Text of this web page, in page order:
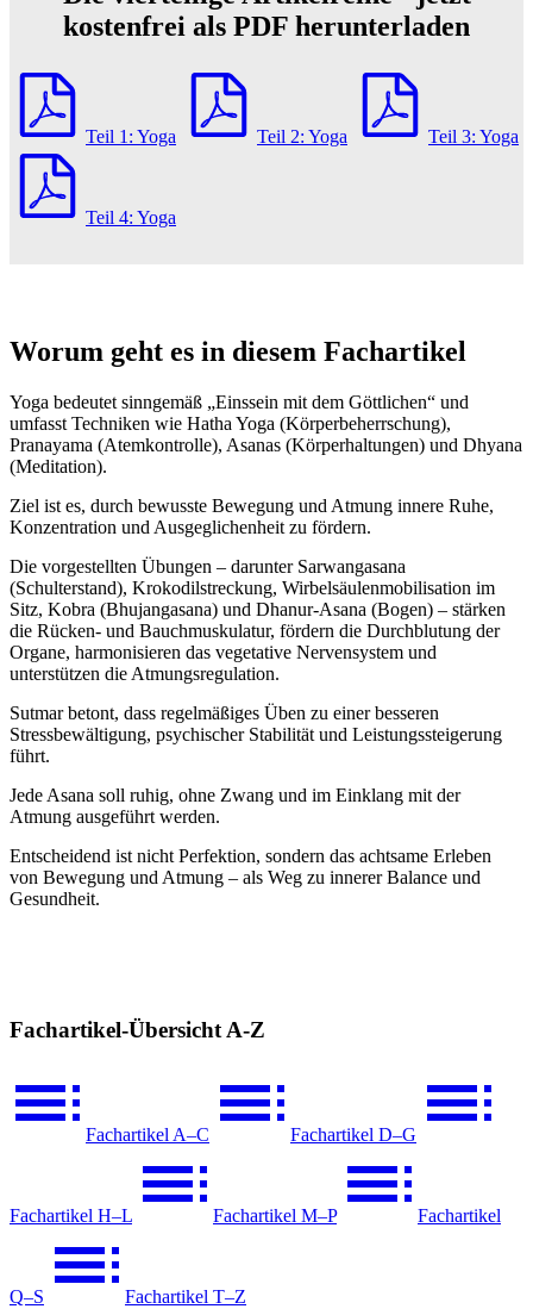
kostenfrei als PDF herunterladen
Teil 1: Yoga Teil 2: Yoga Teil 3: Yoga
Teil 4: Yoga
Worum geht es in diesem Fachartikel
Yoga bedeutet sinngemäß „Einssein mit dem Göttlichen“ und
umfasst Techniken wie Hatha Yoga (Körperbeherrschung),
Pranayama (Atemkontrolle), Asanas (Körperhaltungen) und Dhyana
(Meditation).
Ziel ist es, durch bewusste Bewegung und Atmung innere Ruhe,
Konzentration und Ausgeglichenheit zu fördern.
Die vorgestellten Übungen – darunter Sarwangasana
(Schulterstand), Krokodilstreckung, Wirbelsäulenmobilisation im
Sitz, Kobra (Bhujangasana) und Dhanur-Asana (Bogen) – stärken
die Rücken- und Bauchmuskulatur, fördern die Durchblutung der
Organe, harmonisieren das vegetative Nervensystem und
unterstützen die Atmungsregulation.
Sutmar betont, dass regelmäßiges Üben zu einer besseren
Stressbewältigung, psychischer Stabilität und Leistungssteigerung
führt.
Jede Asana soll ruhig, ohne Zwang und im Einklang mit der
Atmung ausgeführt werden.
Entscheidend ist nicht Perfektion, sondern das achtsame Erleben
von Bewegung und Atmung – als Weg zu innerer Balance und
Gesundheit.
Fachartikel-Übersicht A-Z
Fachartikel A–C Fachartikel D–G
Fachartikel H–L Fachartikel M–P Fachartikel
Q–S Fachartikel T–Z